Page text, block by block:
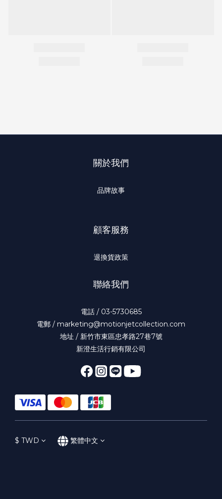
關於我們
品牌故事
顧客服務
退換貨政策
聯絡我們
電話 / 03-5730685
電郵 / marketing@motionjetcollection.com
地址 / 新竹市東區忠孝路27巷7號
新澄生活行銷有限公司
$ TWD 繁體中文